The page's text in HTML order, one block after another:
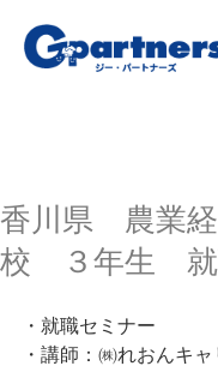
香川県 農業
校 ３年生 就
・就職セミナー
・講師：㈱れおんキ